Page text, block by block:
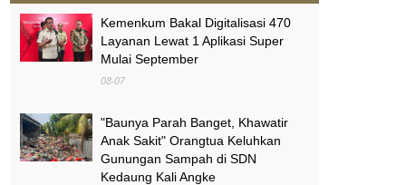
Kemenkum Bakal Digitalisasi 470
Layanan Lewat 1 Aplikasi Super
Mulai September
08-07
"Baunya Parah Banget, Khawatir
Anak Sakit" Orangtua Keluhkan
Gunungan Sampah di SDN
Kedaung Kali Angke